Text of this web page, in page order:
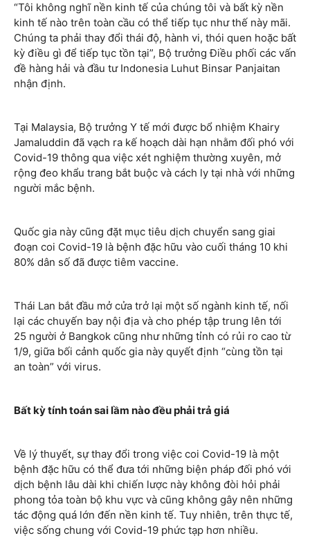
“Tôi không nghĩ nền kinh tế của chúng tôi và bất kỳ nền
kinh tế nào trên toàn cầu có thể tiếp tục như thế này mãi.
Chúng ta phải thay đổi thái độ, hành vi, thói quen hoặc bất
kỳ điều gì để tiếp tục tồn tại”, Bộ trưởng Điều phối các vấn
đề hàng hải và đầu tư Indonesia Luhut Binsar Panjaitan
nhận định.
Tại Malaysia, Bộ trưởng Y tế mới được bổ nhiệm Khairy
Jamaluddin đã vạch ra kế hoạch dài hạn nhằm đối phó với
Covid-19 thông qua việc xét nghiệm thường xuyên, mở
rộng đeo khẩu trang bắt buộc và cách ly tại nhà với những
người mắc bệnh.
Quốc gia này cũng đặt mục tiêu dịch chuyển sang giai
đoạn coi Covid-19 là bệnh đặc hữu vào cuối tháng 10 khi
80% dân số đã được tiêm vaccine.
Thái Lan bắt đầu mở cửa trở lại một số ngành kinh tế, nối
lại các chuyến bay nội địa và cho phép tập trung lên tới
25 người ở Bangkok cũng như những tỉnh có rủi ro cao từ
1/9, giữa bối cảnh quốc gia này quyết định “cùng tồn tại
an toàn” với virus.
Bất kỳ tính toán sai lầm nào đều phải trả giá
Về lý thuyết, sự thay đổi trong việc coi Covid-19 là một
bệnh đặc hữu có thể đưa tới những biện pháp đối phó với
dịch bệnh lâu dài khi chiến lược này không đòi hỏi phải
phong tỏa toàn bộ khu vực và cũng không gây nên những
tác động quá lớn đến nền kinh tế. Tuy nhiên, trên thực tế,
việc sống chung với Covid-19 phức tạp hơn nhiều.